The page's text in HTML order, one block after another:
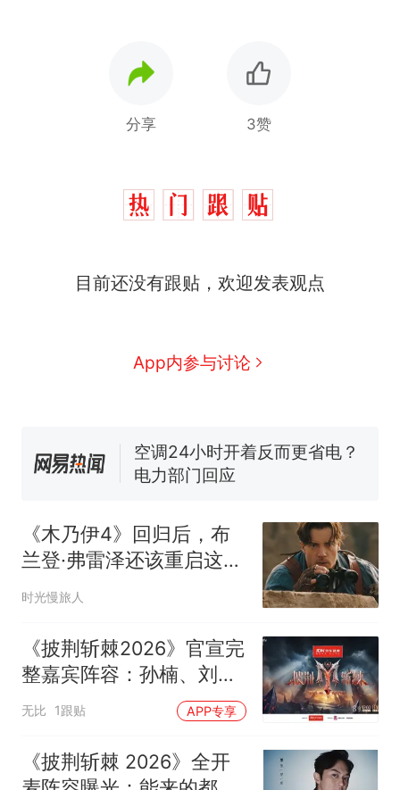
分享 3赞
目前还没有跟贴，欢迎发表观点
App内参与讨论
热
十多万人报名的考试，成绩
家，刚改国名，总统就邀请中
了……
视频丨只要一枚命中就能让航
母瘫痪 轰-6J实力有多强？
佛山一中学招聘物理教师，笔
试前13名均遭淘汰？教育局：
核查
全部作废，公平么？
《木乃伊4》回归后，布
兰登·弗雷泽还该重启这部
90年代经典？续集有三大
时光慢旅人
《披荆斩棘2026》官宣完
整嘉宾阵容：孙楠、刘畊
宏、小沈阳、余文乐、王
传君等28位艺人，将采用
直播登上海岛试炼赛制
无比 1跟贴 APP专享
《披荆斩棘 2026》全开